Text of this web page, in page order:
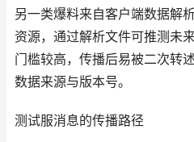
另一类爆料来自客户端数据解
资源，通过解析文件可推测未
门槛较高，传播后易被二次转
数据来源与版本号。
测试服消息的传播路径